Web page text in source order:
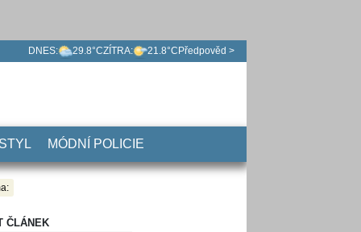
DNES: 29.8°CZÍTRA: 21.8°C Předpověd >
MÓDNÍ POLICIE
ČLÁNEK